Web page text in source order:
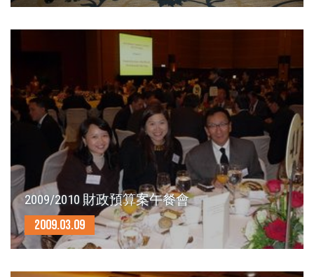
2009/2010 財政預算案午餐會
2009.03.09